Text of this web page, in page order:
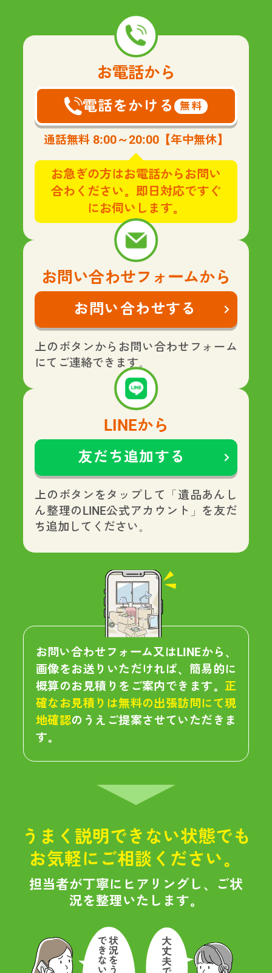
お電話から
電話をかける 無料
通話無料 8:00～20:00 【年中無休】
お急ぎの方はお電話からお問い
合わください。即日対応ですぐ
にお伺いします。
お問い合わせフォームから
お問い合わせする
上のボタンからお問い合わせフォーム
にてご連絡できます。
LINEから
友だち追加する
上のボタンをタップして「遺品あんし
ん整理のLINE公式アカウント」を友だ
ち追加してください。
お問い合わせフォーム又はLINEから、
画像をお送りいただければ、簡易的に
概算のお見積りをご案内できます。 正
確なお見積りは無料の出張訪問にて現
地確認のうえご提案させていただきま
す。
うまく説明できない状態でも
お気軽にご相談ください。
担当者が丁寧にヒアリングし、ご状
況を整理いたします。